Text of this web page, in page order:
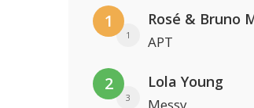
1
1
Rosé & Bruno
APT
2
3
Lola Young